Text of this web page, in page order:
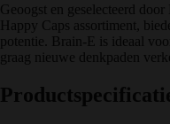
Geoogst en geselecteerd
Happy Caps assortiment,
potentie. Brain-E is ideaal
graag nieuwe denkpaden